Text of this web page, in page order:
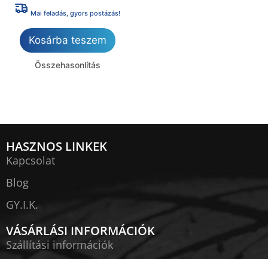
Mai feladás, gyors postázás!
Kosárba teszem
Összehasonlítás
HASZNOS LINKEK
Kapcsolat
Blog
GY.I.K.
VÁSÁRLÁSI INFORMÁCIÓK
Szállítási információk